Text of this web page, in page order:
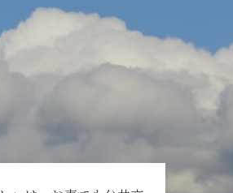
雪柳
-yukiyanagi-